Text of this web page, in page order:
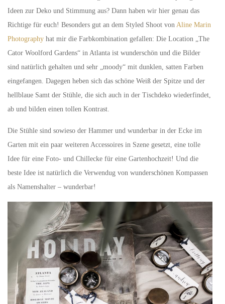
Ideen zur Deko und Stimmung aus? Dann haben wir hier genau das
Richtige für euch! Besonders gut an dem Styled Shoot von Aline Marin
Photography hat mir die Farbkombination gefallen: Die Location „The
Cator Woolford Gardens“ in Atlanta ist wunderschön und die Bilder
sind natürlich gehalten und sehr „moody“ mit dunklen, satten Farben
eingefangen. Dagegen heben sich das schöne Weiß der Spitze und der
hellblaue Samt der Stühle, die sich auch in der Tischdeko wiederfindet,
ab und bilden einen tollen Kontrast.
Die Stühle sind sowieso der Hammer und wunderbar in der Ecke im
Garten mit ein paar weiteren Accessoires in Szene gesetzt, eine tolle
Idee für eine Foto- und Chillecke für eine Gartenhochzeit! Und die
beste Idee ist natürlich die Verwendug von wunderschönen Kompassen
als Namenshalter – wunderbar!